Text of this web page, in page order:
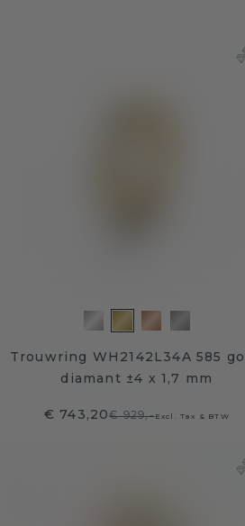
Trouwring WH2142L34A 585
diamant ±4 x 1,7 mm
€ 743,20€ 929,-Excl. Tax & BTW